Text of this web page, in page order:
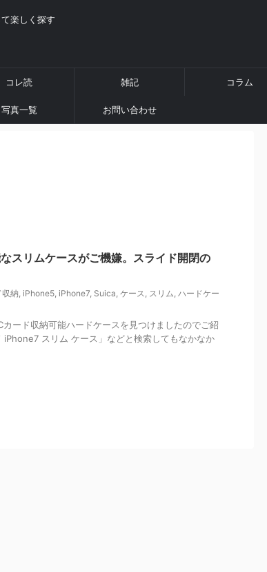
楽しく探す
コレ読 雑記 コラム
写真一覧 お問い合わせ
スリムケースがご機嫌。スライド開閉の
収納, iPhone5, iPhone7, Suica, ケース, スリム, ハードケー
ード収納可能ハードケースを見つけましたのでご紹
スリム ケース」などと検索してもなかなか